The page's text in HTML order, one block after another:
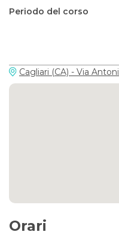
Periodo del corso
Cagliari (CA) - Via
Orari